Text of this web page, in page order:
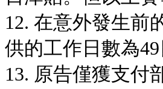
12. 在意外發生前
供的工作日數為
13. 原告僅獲支付